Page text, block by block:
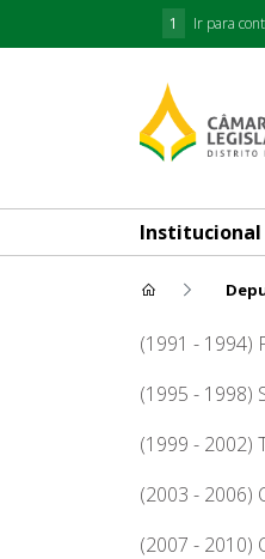
1 Ir para
Institucional
Joe Valle(1991 - 1994)
(1995 - 1998)
(1999 - 2002)
(2003 - 2006)
(2007 - 2010)